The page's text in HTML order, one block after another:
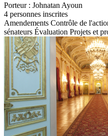
Porteur : Johnatan Ayoun
4 personnes inscrites
Amendements Contrôle de
sénateurs Évaluation Projets et